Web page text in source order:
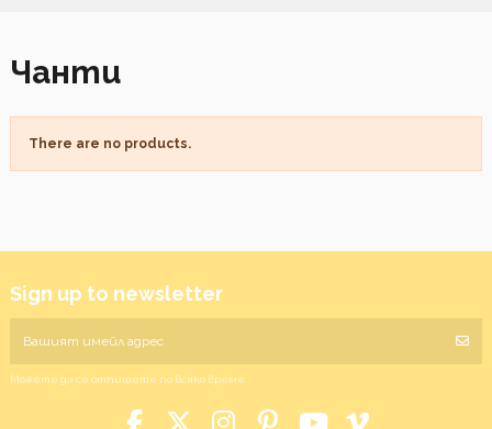
Чанти
There are no products.
Sign up to newsletter
Можете да се отпишете по всяко време.